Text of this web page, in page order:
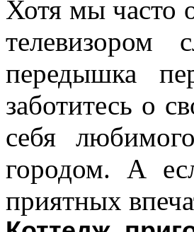
Хотя мы часто
телевизором
передышка
заботитесь о
себя
городом. А
приятных